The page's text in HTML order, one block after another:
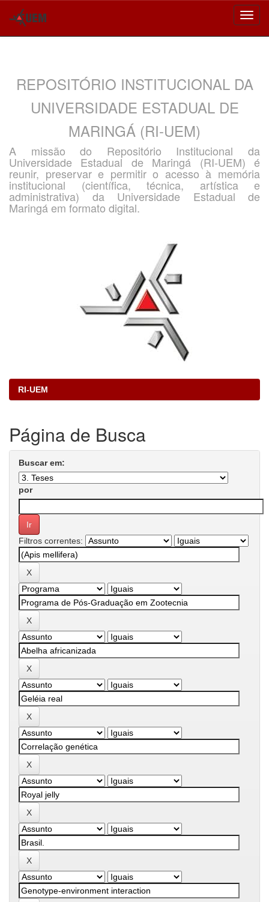
REPOSITÓRIO INSTITUCIONAL DA
UNIVERSIDADE ESTADUAL DE
MARINGÁ (RI-UEM)
A missão do Repositório Institucional da
Universidade Estadual de Maringá (RI-UEM) é
reunir, preservar e permitir o acesso à memória
institucional (científica, técnica, artística e
administrativa) da Universidade Estadual de
Maringá em formato digital.
RI-UEM
Página de Busca
Buscar em:
por
Filtros correntes: